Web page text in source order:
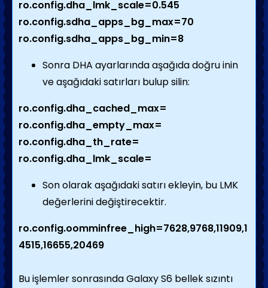
ro.config.dha_lmk_scale=0.545
ro.config.sdha_apps_bg_max=70
ro.config.sdha_apps_bg_min=8
Sonra DHA ayarlarında aşağıda doğru inin
ve aşağıdaki satırları bulup silin:
ro.config.dha_cached_max=
ro.config.dha_empty_max=
ro.config.dha_th_rate=
ro.config.dha_lmk_scale=
Son olarak aşağıdaki satırı ekleyin, bu LMK
değerlerini değiştirecektir.
ro.config.oomminfree_high=7628,9768,11909,1
4515,16655,20469
Bu işlemler sonrasında Galaxy S6 bellek sızıntı